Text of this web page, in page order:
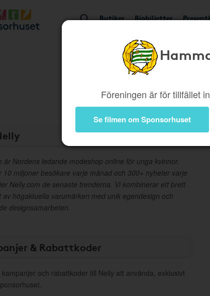
Butiker Biobiljetter
Föreningen är för tillfället
Se filmen om Sponsorhuset
är Nordens ledande modeshop online för unga kvinnor.
10 miljoner besökare varje månad och 300+ nyheter varje
Nelly.com de senaste trenderna. Vi kombinerar ett brett
av högaktuella varumärken med unik egendesign och
designsamarbeten.
& Rabattkoder
kampanjer och rabattkoder till Nelly att använda, exklusivt